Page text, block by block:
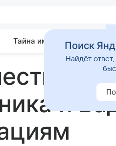
Тайна имени Гадания
и
Поиск
Найдёт